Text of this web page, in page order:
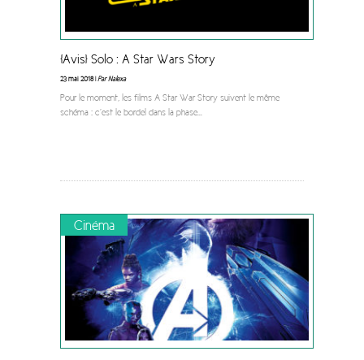
[Avis] Solo : A Star Wars Story
23 mai 2018 |Par Nalexa
Pour le moment, les films A Star War Story suivent le même
schéma : c’est le bordel dans la phase...
Cinéma